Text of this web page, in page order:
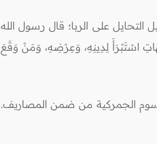
التحايل على الربا؛ قال رسول الله
اسْتَبْرَأَ لِدِينِهِ، وَعِرْضِهِ، وَمَنْ وَقَعَ
الجمركية من ضمن المصاريف.